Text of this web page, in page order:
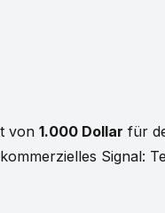
von 1.000 Dollar für
Signal: